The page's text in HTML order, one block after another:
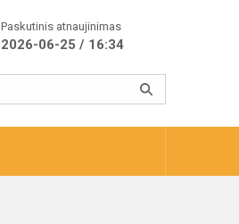
Paskutinis atnaujinimas
2026-06-25 / 16:34